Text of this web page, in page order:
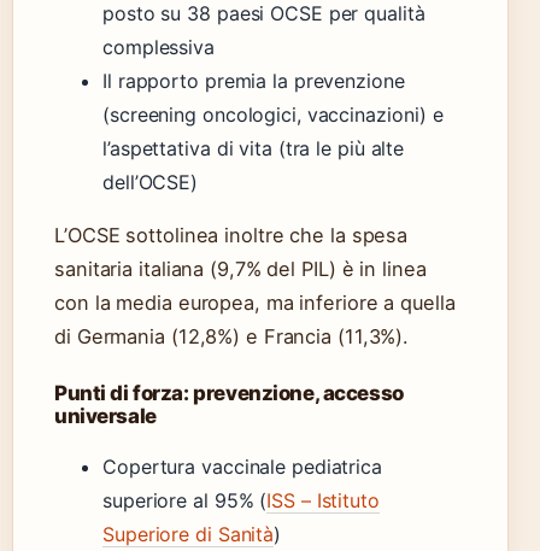
posto su 38 paesi OCSE per qualità
complessiva
Il rapporto premia la prevenzione
(screening oncologici, vaccinazioni) e
l’aspettativa di vita (tra le più alte
dell’OCSE)
L’OCSE sottolinea inoltre che la spesa
sanitaria italiana (9,7% del PIL) è in linea
con la media europea, ma inferiore a quella
di Germania (12,8%) e Francia (11,3%).
Punti di forza: prevenzione, accesso
universale
Copertura vaccinale pediatrica
superiore al 95% (ISS – Istituto
Superiore di Sanità)